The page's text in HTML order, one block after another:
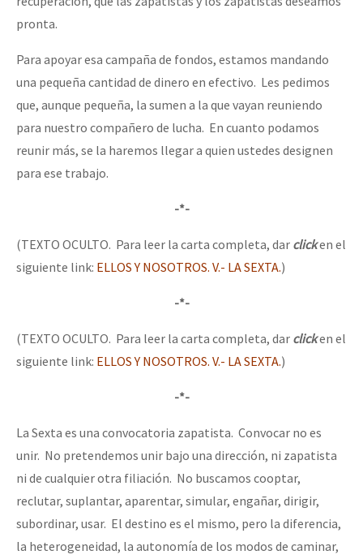
pronta.
Para apoyar esa campaña de fondos, estamos mandando
una pequeña cantidad de dinero en efectivo. Les pedimos
que, aunque pequeña, la sumen a la que vayan reuniendo
para nuestro compañero de lucha. En cuanto podamos
reunir más, se la haremos llegar a quien ustedes designen
para ese trabajo.
-*-
(TEXTO OCULTO. Para leer la carta completa, dar clicken el
siguiente link: ELLOS Y NOSOTROS. V.- LA SEXTA.)
-*-
(TEXTO OCULTO. Para leer la carta completa, dar clicken el
siguiente link: ELLOS Y NOSOTROS. V.- LA SEXTA.)
-*-
La Sexta es una convocatoria zapatista. Convocar no es
unir. No pretendemos unir bajo una dirección, ni zapatista
ni de cualquier otra filiación. No buscamos cooptar,
reclutar, suplantar, aparentar, simular, engañar, dirigir,
subordinar, usar. El destino es el mismo, pero la diferencia,
la heterogeneidad, la autonomía de los modos de caminar,